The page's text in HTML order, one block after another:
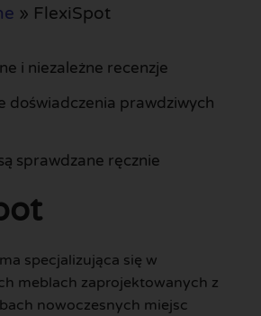
» FlexiSpot
i niezależne recenzje
doświadczenia prawdziwych
sprawdzane ręcznie
specjalizująca się w
meblach zaprojektowanych z
nowoczesnych miejsc